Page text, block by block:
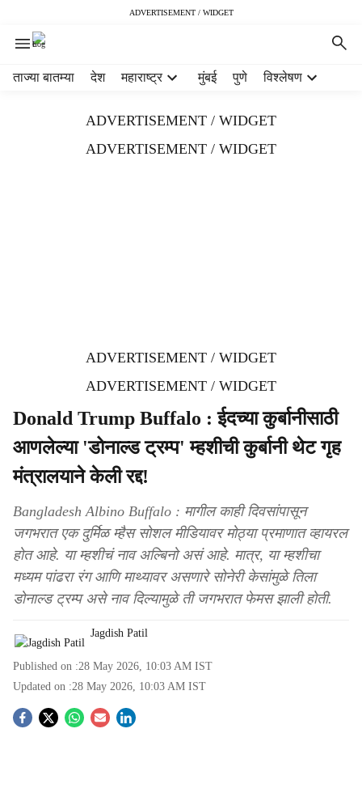
ADVERTISEMENT / WIDGET
ताज्या बातम्या देश महाराष्ट्र मुंबई पुणे विश्लेषण
ADVERTISEMENT / WIDGET
ADVERTISEMENT / WIDGET
ADVERTISEMENT / WIDGET
ADVERTISEMENT / WIDGET
Donald Trump Buffalo : ईदच्या कुर्बानीसाठी
आणलेल्या 'डोनाल्ड ट्रम्प' म्हशीची कुर्बानी थेट गृह
मंत्रालयाने केली रद्द!
Bangladesh Albino Buffalo : मागील काही दिवसांपासून
जगभरात एक दुर्मिळ म्हैस सोशल मीडियावर मोठ्या प्रमाणात व्हायरल
होत आहे. या म्हशीचं नाव अल्बिनो असं आहे. मात्र, या म्हशीचा
मध्यम पांढरा रंग आणि माथ्यावर असणारे सोनेरी केसांमुळे तिला
डोनाल्ड ट्रम्प असे नाव दिल्यामुळे ती जगभरात फेमस झाली होती.
Jagdish Patil
Published on :28 May 2026, 10:03 AM IST
Updated on :28 May 2026, 10:03 AM IST
S